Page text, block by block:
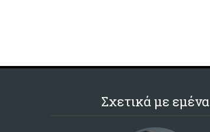
Σχετικά με εμένα